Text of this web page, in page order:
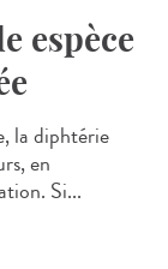
espèce
la diphtérie
en
Si...